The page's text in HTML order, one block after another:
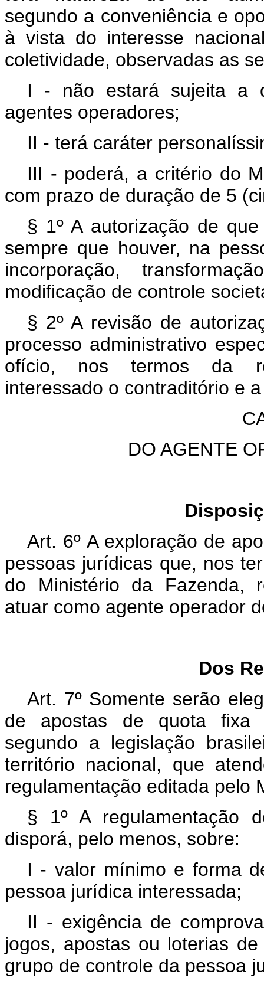
segundo a conveniência e
à vista do interesse
coletividade, observadas as
I - não estará sujeita a
agentes operadores;
II - terá caráter
III - poderá, a critério do
com prazo de duração de 5
§ 1º A autorização de
sempre que houver, na
incorporação,
modificação de controle
§ 2º A revisão de
processo administrativo
ofício, nos termos da
interessado o contraditório e
DO AGENTE
Art. 6º A exploração de
pessoas jurídicas que, nos
do Ministério da Fazenda,
atuar como agente operador
Dos
Art. 7º Somente serão
de apostas de quota fixa
segundo a legislação
território nacional, que
regulamentação editada pelo
§ 1º A
disporá, pelo menos, sobre:
I - valor mínimo e forma
pessoa jurídica interessada;
II - exigência de
jogos, apostas ou loterias
grupo de controle da pessoa